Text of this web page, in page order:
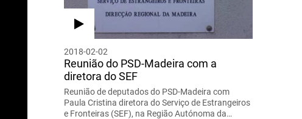
2018-02-02
Reunião do PSD-Madeira com a
diretora do SEF
Reunião de deputados do PSD-Madeira com
Paula Cristina diretora do Serviço de Estrangeiros
e Fronteiras (SEF), na Região Autónoma da…